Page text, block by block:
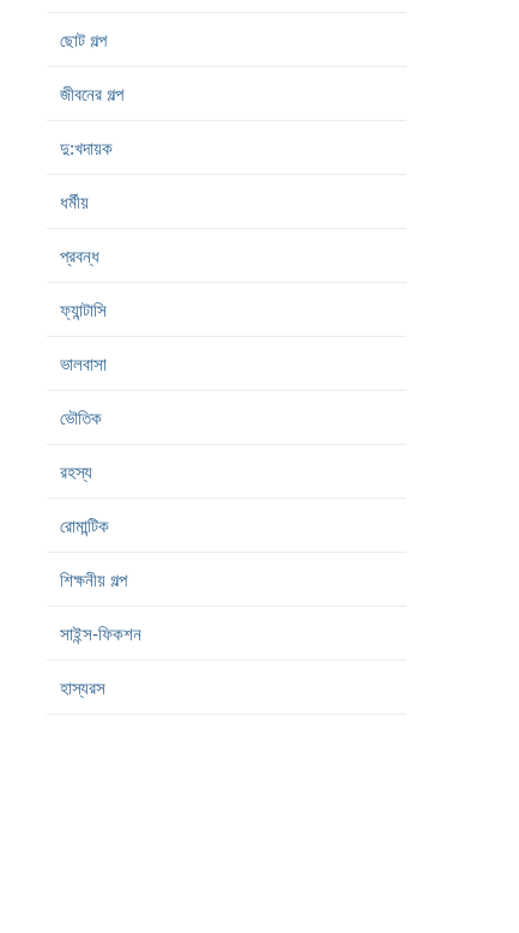
ছোট গল্প
জীবনের গল্প
দু:খদায়ক
ধর্মীয়
প্রবন্ধ
ফ্যান্টাসি
ভালবাসা
ভৌতিক
রহস্য
রোমান্টিক
শিক্ষনীয় গল্প
সাইন্স-ফিকশন
হাস্যরস